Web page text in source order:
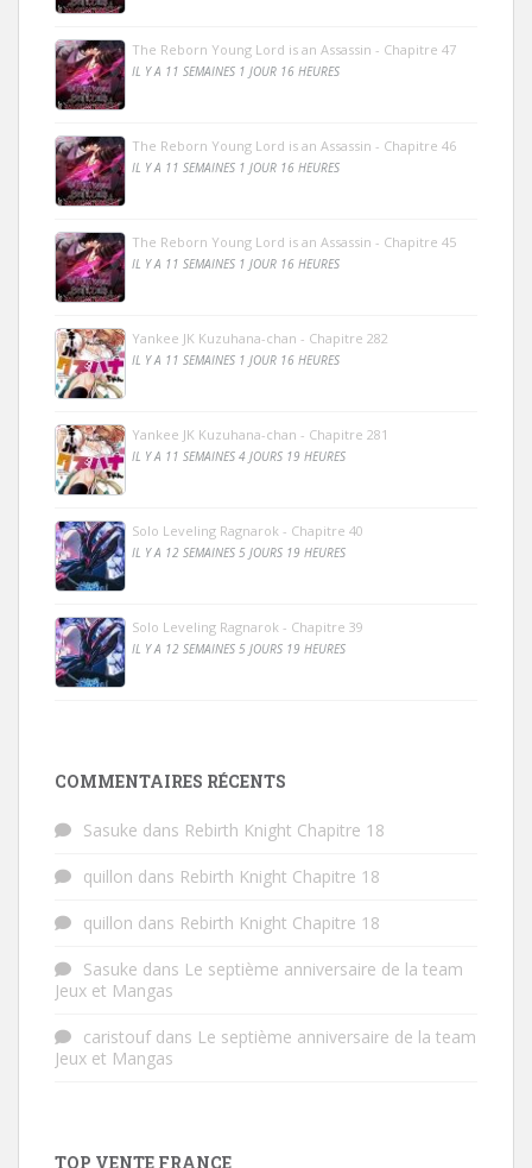
The Reborn Young Lord is an Assassin - Chapitre 47
IL Y A 11 SEMAINES 1 JOUR 16 HEURES
The Reborn Young Lord is an Assassin - Chapitre 46
IL Y A 11 SEMAINES 1 JOUR 16 HEURES
The Reborn Young Lord is an Assassin - Chapitre 45
IL Y A 11 SEMAINES 1 JOUR 16 HEURES
Yankee JK Kuzuhana-chan - Chapitre 282
IL Y A 11 SEMAINES 1 JOUR 16 HEURES
Yankee JK Kuzuhana-chan - Chapitre 281
IL Y A 11 SEMAINES 4 JOURS 19 HEURES
Solo Leveling Ragnarok - Chapitre 40
IL Y A 12 SEMAINES 5 JOURS 19 HEURES
Solo Leveling Ragnarok - Chapitre 39
IL Y A 12 SEMAINES 5 JOURS 19 HEURES
COMMENTAIRES RÉCENTS
Sasuke dans Rebirth Knight Chapitre 18
quillon dans Rebirth Knight Chapitre 18
quillon dans Rebirth Knight Chapitre 18
Sasuke dans Le septième anniversaire de la team
Jeux et Mangas
caristoufdans Le septième anniversaire de la team
Jeux et Mangas
TOP VENTE FRANCE